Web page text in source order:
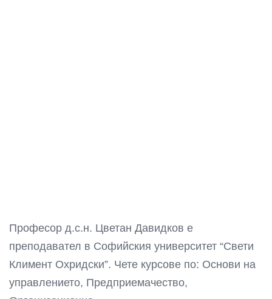
Професор д.с.н. Цветан Давидков е
преподавател в Софийския университет “Свети
Климент Охридски”. Чете курсове по: Основи на
управлението, Предприемачество,